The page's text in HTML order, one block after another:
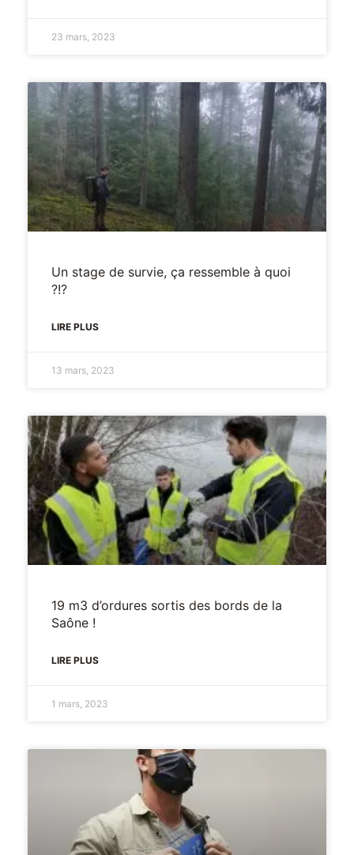
23 mars, 2023
Un stage de survie, ça ressemble à quoi
?!?
LIRE PLUS
13 mars, 2023
19 m3 d’ordures sortis des bords de la
Saône !
LIRE PLUS
1 mars, 2023